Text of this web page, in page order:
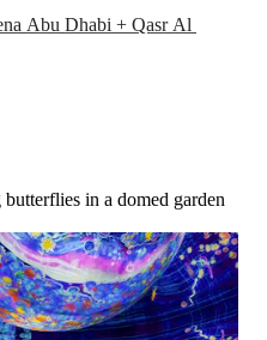
Abu Dhabi + Qasr Al
in a domed garden